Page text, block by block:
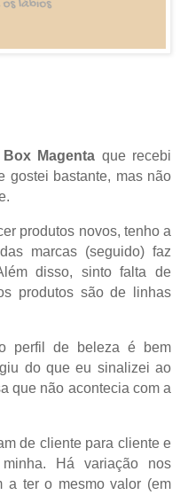
Box Magenta que recebi
gostei bastante, mas não
produtos novos, tenho a
marcas (seguido) faz
disso, sinto falta de
produtos são de linhas
perfil de beleza é bem
do que eu sinalizei ao
que não acontecia com a
de cliente para cliente e
Há variação nos
a ter o mesmo valor (em